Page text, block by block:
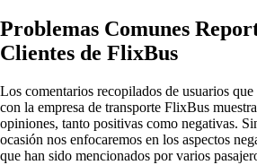
Problemas Comunes
Clientes de FlixBus
Los comentarios recopilados de usuarios
con la empresa de transporte FlixBus
opiniones, tanto positivas como negativas.
ocasión nos enfocaremos en los aspectos
que han sido mencionados por varios